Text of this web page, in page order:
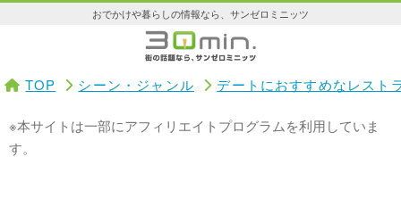
おでかけや暮らしの情報なら、サンゼロミニッツ
TOP シーン・ジャンル デートにおすすめなレスト
※本サイトは一部にアフィリエイトプログラムを利用していま
す。